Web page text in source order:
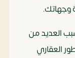
وجهاتك.
العديد من
العقاري